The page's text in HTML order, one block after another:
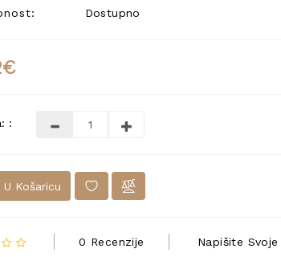
Dostupno
:
U Košaricu
0 Recenzije Napišite Svoje